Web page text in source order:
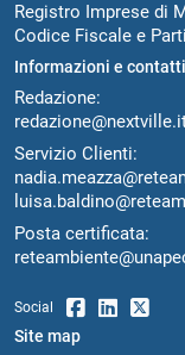
Registro Imprese di
Codice Fiscale e
Informazioni e contatti
Redazione:
Servizio Clienti:
Posta certificata:
Social
Site map